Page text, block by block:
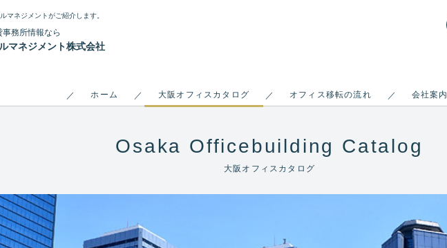
マネジメントがご紹介します。
事務所情報なら
マネジメント株式会社
／ ホーム ／ 大阪オフィスカタログ ／ オフィス移転の流れ ／ 会社案内
Osaka Officebuilding Catalog
大阪オフィスカタログ